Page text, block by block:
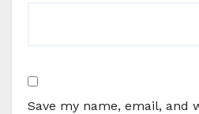
Save my name, email, and